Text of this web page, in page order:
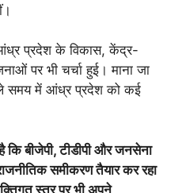
प्रदेश के विकास, केंद्र-
पर भी चर्चा हुई। माना जा
समय में आंध्र प्रदेश को कई
कि बीजेपी, टीडीपी और जनसेना
समीकरण तैयार कर रहा
स्तर पर भी अपने